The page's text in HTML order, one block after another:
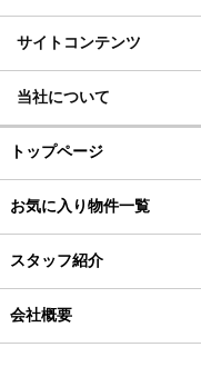
サイトコンテンツ
当社について
トップページ
お気に入り物件一覧
スタッフ紹介
会社概要